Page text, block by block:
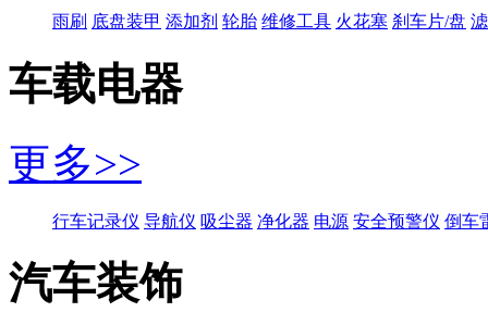
雨刷 底盘装甲 添加剂 轮胎 维修工具 火花塞 刹车片/盘
车载电器
更多>>
行车记录仪 导航仪 吸尘器 净化器 电源 安全预警仪 倒车
汽车装饰